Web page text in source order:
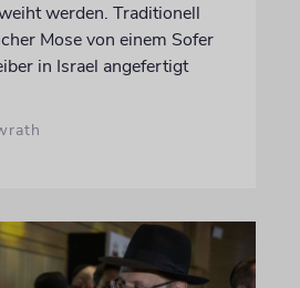
werden. Traditionell
Mose von einem Sofer
in Israel angefertigt